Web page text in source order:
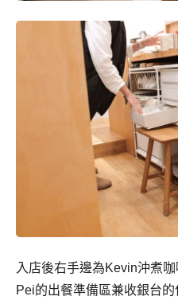
入店後右手邊為Kevin沖煮
Pei的出餐準備區兼收銀台的